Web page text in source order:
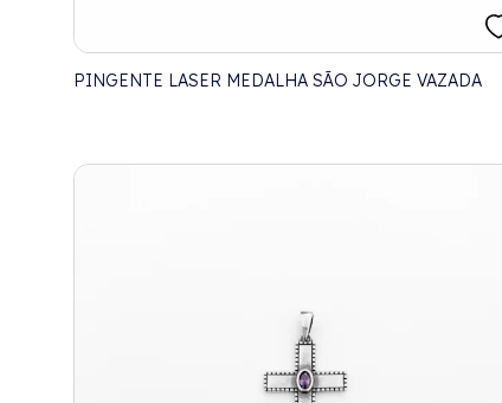
PINGENTE LASER MEDALHA SÃO JORGE VAZADA